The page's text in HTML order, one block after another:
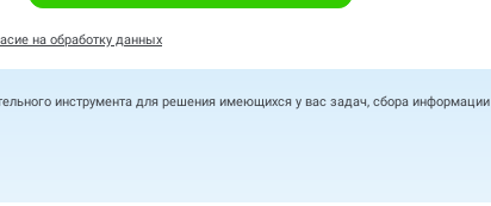
на обработку данных
инструмента для решения имеющихся у вас задач, сбора информации